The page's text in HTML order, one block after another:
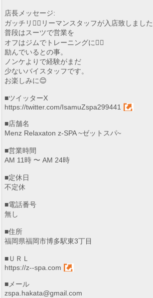
店長メッセージ:
ガッチリ🏋️‍♀️リーマンスタッフが入店致しました
普段はスーツで営業を
オフはジムでトレーニングに🏋️‍♀️
励んでいるとの事。
ノンケよりで経験がまだ
少ないバイスタッフです。
お楽しみに😊
■ツイッターX
https://twitter.com/IsamuZspa299441
■店舗名
Menz Relaxaton z-SPA ~ゼットスパ~
■営業時間
AM 11時 〜 AM 24時
■定休日
不定休
■電話番号
無し
■住所
福岡県福岡市博多駅東3丁目
■ＵＲＬ
https://z--spa.com
■メール
zspa.hakata@gmail.com